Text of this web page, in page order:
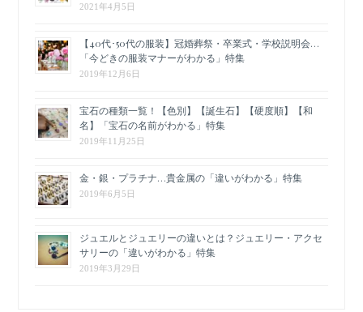
2021年4月5日
【40代･50代の服装】冠婚葬祭・卒業式・学校説明会…
「今どきの服装マナーがわかる」特集
2019年12月6日
宝石の種類一覧！【色別】【誕生石】【硬度順】【和
名】「宝石の名前がわかる」特集
2019年11月25日
金・銀・プラチナ…貴金属の「違いがわかる」特集
2019年6月5日
ジュエルとジュエリーの違いとは？ジュエリー・アクセ
サリーの「違いがわかる」特集
2019年3月29日